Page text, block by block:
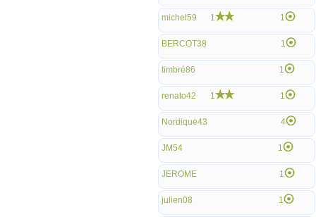
michel59 1 1
BERCOT38 1
timbré86 1
renato42 1 1
Nordique43 4
JM54 1
JEROME 1
julien08 1